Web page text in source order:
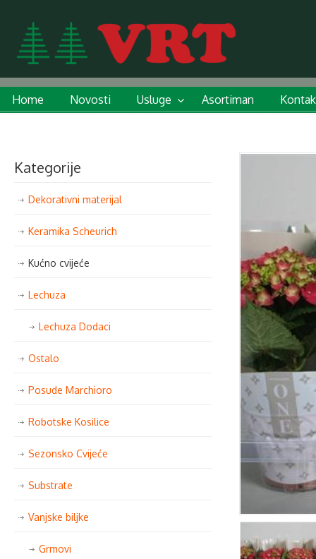
Home Novosti Usluge Asortiman
Kategorije
Dekorativni materijal
Keramika Scheurich
Kućno cvijeće
Lechuza
Lechuza Dodaci
Ostalo
Posude Marchioro
Robotske Kosilice
Sezonsko Cvijeće
Substrate
Vanjske biljke
Grmovi